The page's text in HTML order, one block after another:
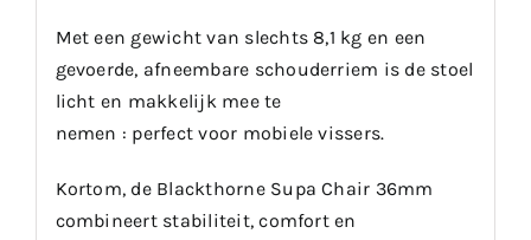
Met een gewicht van slechts 8,1 kg en een
gevoerde, afneembare schouderriem is de stoel
licht en makkelijk mee te
nemen : perfect voor mobiele vissers.
Kortom, de Blackthorne Supa Chair 36mm
combineert stabiliteit, comfort en